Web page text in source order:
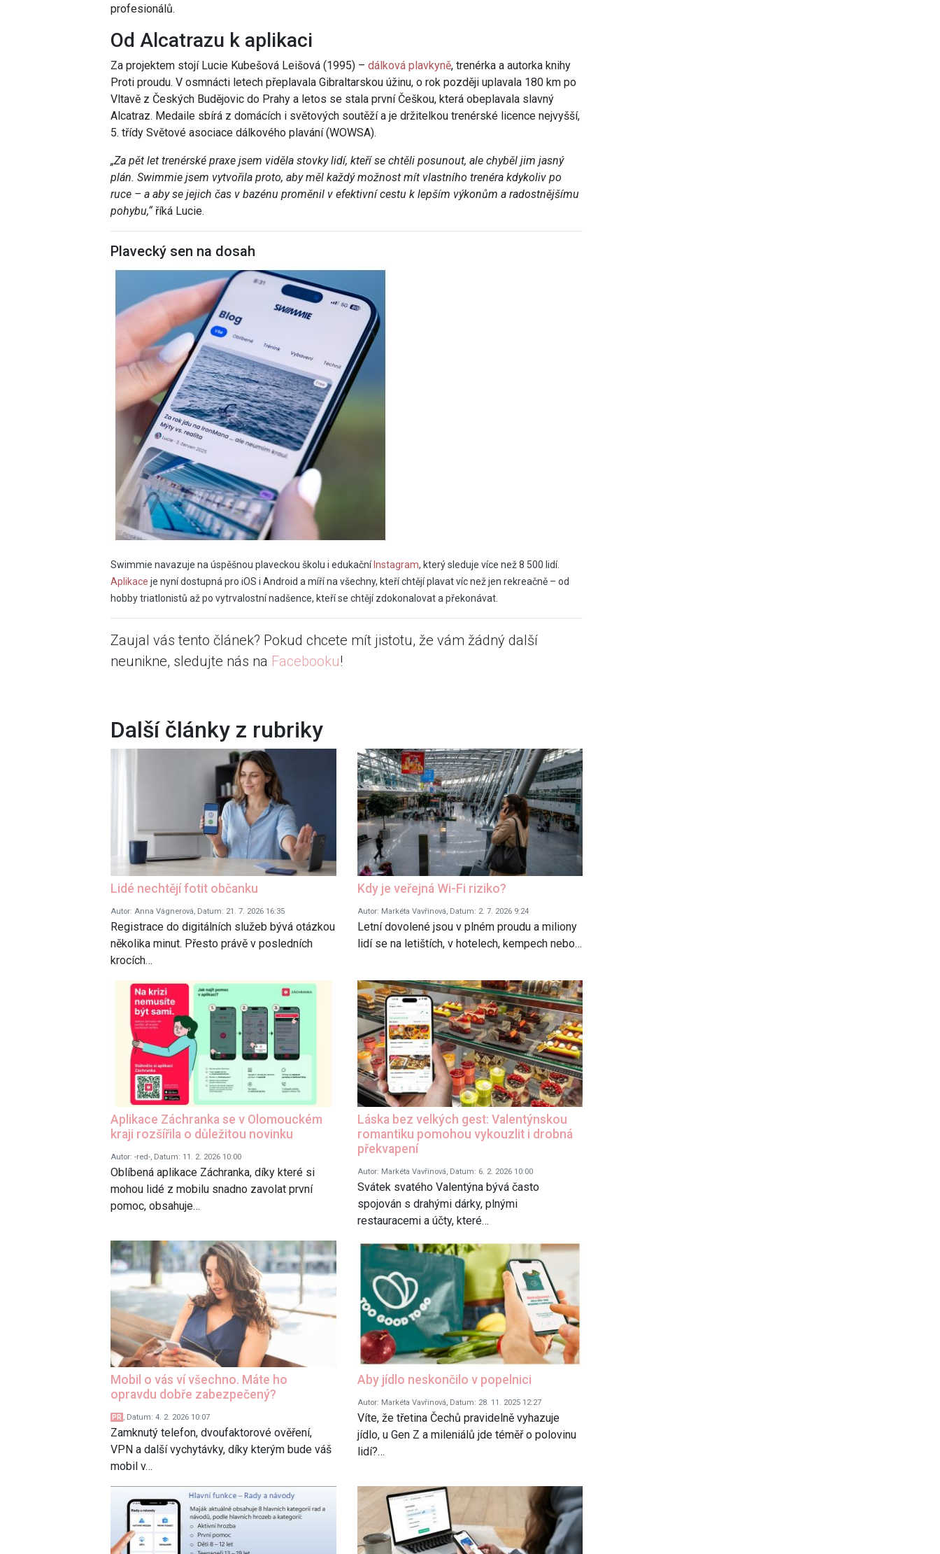
profesionálů.
Od Alcatrazu k aplikaci
Za projektem stojí Lucie Kubešová Leišová (1995) – dálková plavkyně, trenérka a autorka knihy
Proti proudu. V osmnácti letech přeplavala Gibraltarskou úžinu, o rok později uplavala 180 km po
Vltavě z Českých Budějovic do Prahy a letos se stala první Češkou, která obeplavala slavný
Alcatraz. Medaile sbírá z domácích i světových soutěží a je držitelkou trenérské licence nejvyšší,
5. třídy Světové asociace dálkového plavání (WOWSA).
„Za pět let trenérské praxe jsem viděla stovky lidí, kteří se chtěli posunout, ale chyběl jim jasný
plán. Swimmie jsem vytvořila proto, aby měl každý možnost mít vlastního trenéra kdykoliv po
ruce – a aby se jejich čas v bazénu proměnil v efektivní cestu k lepším výkonům a radostnějšímu
pohybu,“říká Lucie.
Plavecký sen na dosah
Swimmie navazuje na úspěšnou plaveckou školu i edukační Instagram, který sleduje více než 8 500 lidí.
Aplikace je nyní dostupná pro iOS i Android a míří na všechny, kteří chtějí plavat víc než jen rekreačně – od
hobby triatlonistů až po vytrvalostní nadšence, kteří se chtějí zdokonalovat a překonávat.
Zaujal vás tento článek? Pokud chcete mít jistotu, že vám žádný další
neunikne, sledujte nás na Facebooku!
Další články z rubriky
Lidé nechtějí fotit občanku
Autor: Anna Vágnerová, Datum: 21. 7. 2026 16:35
Registrace do digitálních služeb bývá otázkou
několika minut. Přesto právě v posledních
krocích…
Kdy je veřejná Wi-Fi riziko?
Autor: Markéta Vavřinová, Datum: 2. 7. 2026 9:24
Letní dovolené jsou v plném proudu a miliony
lidí se na letištích, v hotelech, kempech nebo…
Aplikace Záchranka se v Olomouckém
kraji rozšířila o důležitou novinku
Autor: -red-, Datum: 11. 2. 2026 10:00
Oblíbená aplikace Záchranka, díky které si
mohou lidé z mobilu snadno zavolat první
pomoc, obsahuje…
Láska bez velkých gest: Valentýnskou
romantiku pomohou vykouzlit i drobná
překvapení
Autor: Markéta Vavřinová, Datum: 6. 2. 2026 10:00
Svátek svatého Valentýna bývá často
spojován s drahými dárky, plnými
restauracemi a účty, které…
Mobil o vás ví všechno. Máte ho
opravdu dobře zabezpečený?
, Datum: 4. 2. 2026 10:07
Zamknutý telefon, dvoufaktorové ověření,
VPN a další vychytávky, díky kterým bude váš
mobil v…
Aby jídlo neskončilo v popelnici
Autor: Markéta Vavřinová, Datum: 28. 11. 2025 12:27
Víte, že třetina Čechů pravidelně vyhazuje
jídlo, u Gen Z a mileniálů jde téměř o polovinu
lidí?…